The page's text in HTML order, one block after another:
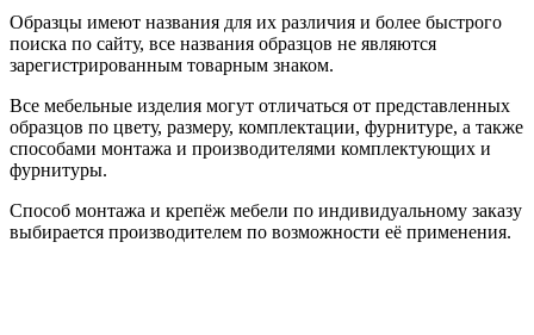
Образцы имеют названия для их различия и более быстрого
поиска по сайту, все названия образцов не являются
зарегистрированным товарным знаком.
Все мебельные изделия могут отличаться от представленных
образцов по цвету, размеру, комплектации, фурнитуре, а также
способами монтажа и производителями комплектующих и
фурнитуры.
Способ монтажа и крепёж мебели по индивидуальному заказу
выбирается производителем по возможности её применения.